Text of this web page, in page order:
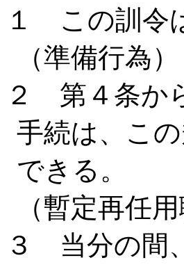
１ この訓令
（準備行為）
２ 第４条か
手続は、こ
できる。
（暫定再任
３ 当分の間